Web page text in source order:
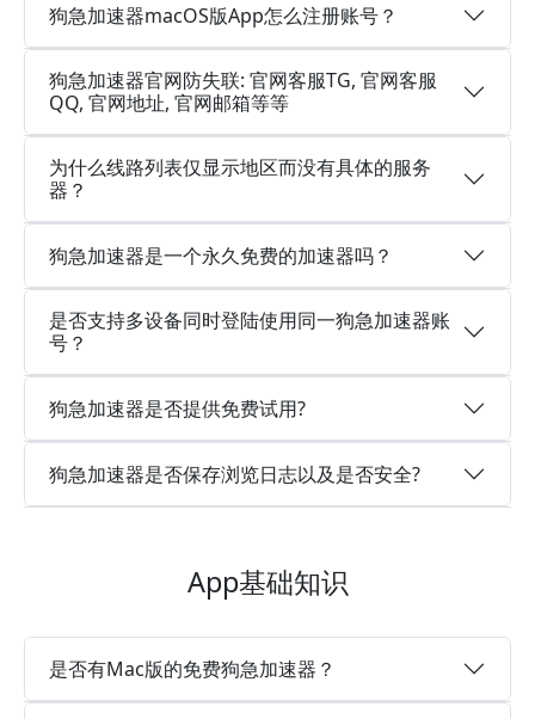
狗急加速器macOS版App怎么注册账号？
狗急加速器官网防失联: 官网客服TG, 官网客服
QQ, 官网地址, 官网邮箱等等
为什么线路列表仅显示地区而没有具体的服务
器？
狗急加速器是一个永久免费的加速器吗？
是否支持多设备同时登陆使用同一狗急加速器账
号？
狗急加速器是否提供免费试用?
狗急加速器是否保存浏览日志以及是否安全?
App基础知识
是否有Mac版的免费狗急加速器？